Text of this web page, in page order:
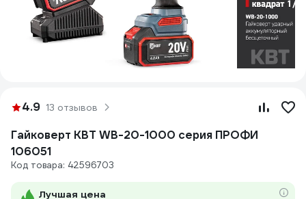
4.9 13 отзывов
Гайковерт КВТ WB-20-1000 серия ПРОФИ
106051
Код товара: 42596703
Лучшая цена